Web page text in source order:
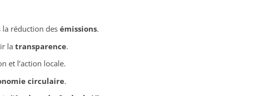
réduction desémissions.
la transparence.
et l’action locale.
circulaire.